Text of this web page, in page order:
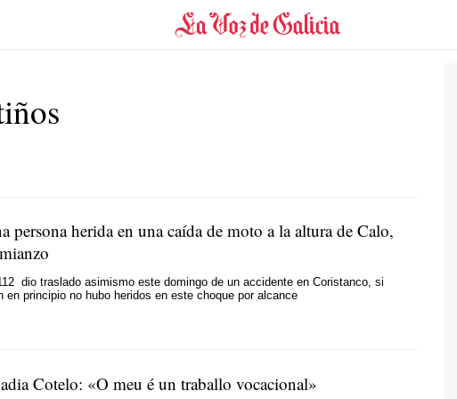
persona herida en una caída de moto a la altura de Calo,
dio traslado asimismo este domingo de un accidente en Coristanco, si
en principio no hubo heridos en este choque por alcance
Cotelo: «O meu é un traballo vocacional»